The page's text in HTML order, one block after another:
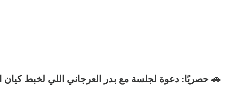
🚗 حصريًا: دعوة لجلسة مع بدر العرجاني اللي لخبط كيان